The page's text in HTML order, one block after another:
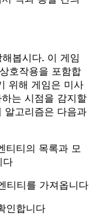
봅시다. 이 게임
호작용을 포함합
위해 게임은 미사
는 시점을 감지할
알고리즘은 다음과
티티의 목록과 모
다
티티를 가져옵니다
인합니다